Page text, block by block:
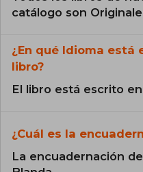
catálogo son
¿En qué Idioma está
libro?
El libro está escrito
¿Cuál es la
La encuadernación